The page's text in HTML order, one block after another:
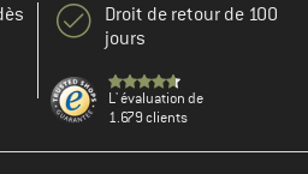
Droit de retour de 100
jours
L' évaluation de
1.679 clients